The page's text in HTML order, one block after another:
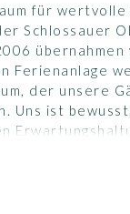
für
Schlossauer
Ferienanlage
der unsere
Uns ist
für Ihren